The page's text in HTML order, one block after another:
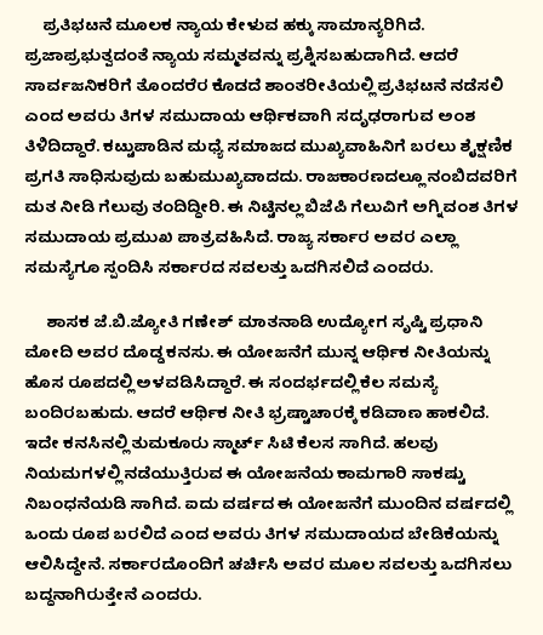
ಪ್ರತಿಭಟನೆ ಮೂಲಕ ನ್ಯಾಯ ಕೇಳುವ ಹಕ್ಕು ಸಾಮಾನ್ಯರಿಗಿದೆ.
ಪ್ರಜಾಪ್ರಭುತ್ವದಂತೆ ನ್ಯಾಯ ಸಮ್ಮತವನ್ನು ಪ್ರಶ್ನಿಸಬಹುದಾಗಿದೆ. ಆದರೆ
ಸಾರ್ವಜನಿಕರಿಗೆ ತೊಂದರೆರ ಕೊಡದೆ ಶಾಂತರೀತಿಯಲ್ಲಿ ಪ್ರತಿಭಟನೆ ನಡೆಸಲಿ
ಎಂದ ಅವರು ತಿಗಳ ಸಮುದಾಯ ಆರ್ಥಿಕವಾಗಿ ಸದೃಢರಾಗುವ ಅಂಶ
ತಿಳಿದಿದ್ದಾರೆ. ಕಟ್ಟುಪಾಡಿನ ಮಧ್ಯೆ ಸಮಾಜದ ಮುಖ್ಯವಾಹಿನಿಗೆ ಬರಲು ಶೈಕ್ಷಣಿಕ
ಪ್ರಗತಿ ಸಾಧಿಸುವುದು ಬಹುಮುಖ್ಯವಾದದು. ರಾಜಕಾರಣದಲ್ಲೂ ನಂಬಿದವರಿಗೆ
ಮತ ನೀಡಿ ಗೆಲುವು ತಂದಿದ್ದೀರಿ. ಈ ನಿಟ್ಟಿನಲ್ಲ ಬಿಜೆಪಿ ಗೆಲುವಿಗೆ ಅಗ್ನಿವಂಶ ತಿಗಳ
ಸಮುದಾಯ ಪ್ರಮುಖ ಪಾತ್ರವಹಿಸಿದೆ. ರಾಜ್ಯ ಸರ್ಕಾರ ಅವರ ಎಲ್ಲಾ
ಸಮಸ್ಯೆಗೂ ಸ್ಪಂದಿಸಿ ಸರ್ಕಾರದ ಸವಲತ್ತು ಒದಗಿಸಲಿದೆ ಎಂದರು.
ಶಾಸಕ ಜೆ.ಬಿ.ಜ್ಯೋತಿ ಗಣೇಶ್ ಮಾತನಾಡಿ ಉದ್ಯೋಗ ಸೃಷ್ಟಿ ಪ್ರಧಾನಿ
ಮೋದಿ ಅವರ ದೊಡ್ಡ ಕನಸು. ಈ ಯೋಜನೆಗೆ ಮುನ್ನ ಆರ್ಥಿಕ ನೀತಿಯನ್ನು
ಹೊಸ ರೂಪದಲ್ಲಿ ಅಳವಡಿಸಿದ್ದಾರೆ. ಈ ಸಂದರ್ಭದಲ್ಲಿ ಕೆಲ ಸಮಸ್ಯೆ
ಬಂದಿರಬಹುದು. ಆದರೆ ಆರ್ಥಿಕ ನೀತಿ ಭ್ರಷ್ಟಾಚಾರಕ್ಕೆ ಕಡಿವಾಣ ಹಾಕಲಿದೆ.
ಇದೇ ಕನಸಿನಲ್ಲಿ ತುಮಕೂರು ಸ್ಮಾರ್ಟ್ ಸಿಟಿ ಕೆಲಸ ಸಾಗಿದೆ. ಹಲವು
ನಿಯಮಗಳಲ್ಲಿ ನಡೆಯುತ್ತಿರುವ ಈ ಯೋಜನೆಯ ಕಾಮಗಾರಿ ಸಾಕಷ್ಟು
ನಿಬಂಧನೆಯಡಿ ಸಾಗಿದೆ. ಐದು ವರ್ಷದ ಈ ಯೋಜನೆಗೆ ಮುಂದಿನ ವರ್ಷದಲ್ಲಿ
ಒಂದು ರೂಪ ಬರಲಿದೆ ಎಂದ ಅವರು ತಿಗಳ ಸಮುದಾಯದ ಬೇಡಿಕೆಯನ್ನು
ಆಲಿಸಿದ್ದೇನೆ. ಸರ್ಕಾರದೊಂದಿಗೆ ಚರ್ಚಿಸಿ ಅವರ ಮೂಲ ಸವಲತ್ತು ಒದಗಿಸಲು
ಬದ್ದನಾಗಿರುತ್ತೇನೆ ಎಂದರು.